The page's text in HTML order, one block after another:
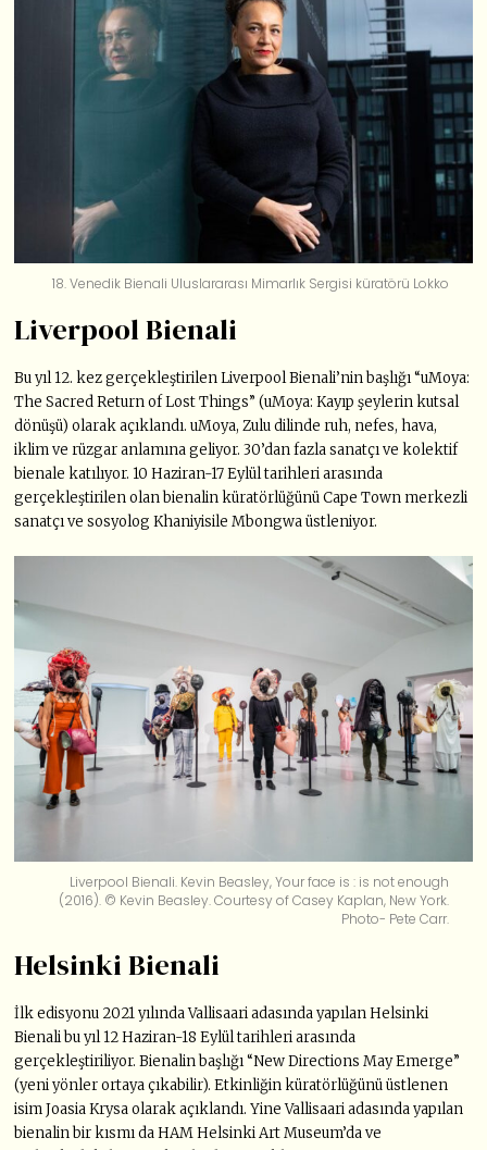
18. Venedik Bienali Uluslararası Mimarlık Sergisi küratörü Lokko
Liverpool Bienali
Bu yıl 12. kez gerçekleştirilen Liverpool Bienali’nin başlığı “uMoya:
The Sacred Return of Lost Things” (uMoya: Kayıp şeylerin kutsal
dönüşü) olarak açıklandı. uMoya, Zulu dilinde ruh, nefes, hava,
iklim ve rüzgar anlamına geliyor. 30’dan fazla sanatçı ve kolektif
bienale katılıyor. 10 Haziran-17 Eylül tarihleri arasında
gerçekleştirilen olan bienalin küratörlüğünü Cape Town merkezli
sanatçı ve sosyolog Khaniyisile Mbongwa üstleniyor.
Liverpool Bienali. Kevin Beasley, Your face is : is not enough
(2016). © Kevin Beasley. Courtesy of Casey Kaplan, New York.
Photo- Pete Carr.
Helsinki Bienali
İlk edisyonu 2021 yılında Vallisaari adasında yapılan Helsinki
Bienali bu yıl 12 Haziran-18 Eylül tarihleri arasında
gerçekleştiriliyor. Bienalin başlığı “New Directions May Emerge”
(yeni yönler ortaya çıkabilir). Etkinliğin küratörlüğünü üstlenen
isim Joasia Krysa olarak açıklandı. Yine Vallisaari adasında yapılan
bienalin bir kısmı da HAM Helsinki Art Museum’da ve